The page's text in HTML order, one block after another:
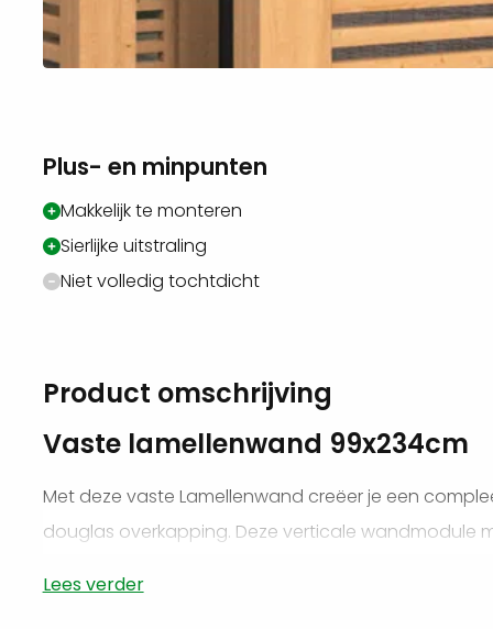
Plus- en minpunten
Makkelijk te monteren
Sierlijke uitstraling
Niet volledig tochtdicht
Product omschrijving
Vaste lamellenwand 99x234cm
Met deze vaste Lamellenwand creëer je een
douglas overkapping. Deze verticale wandmodule
Lees verder